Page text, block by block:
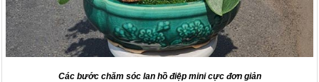
Các bước chăm sóc lan hồ điệp mini cực đơn giản